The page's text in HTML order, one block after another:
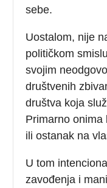
sebe.
Uostalom, nije
političkom
svojim
društvenih
društva koja
Primarno onima
ili ostanak na
U tom
zavođenja i